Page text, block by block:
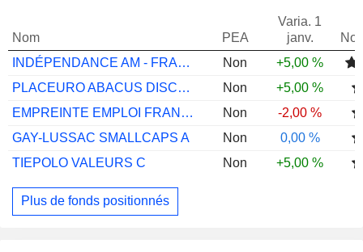
Nom PEA
Varia. 1
janv.
INDÉPENDANCE AM - FRANCE SMALL & MIDX(C)
Non
+5,00 %
PLACEURO ABACUS DISCOVERY I
Non
+5,00 %
EMPREINTE EMPLOI FRANCE AC
Non
-2,00 %
GAY-LUSSAC SMALLCAPS A
Non
0,00 %
TIEPOLO VALEURS C
Non +5,00 %
Plus de fonds positionnés